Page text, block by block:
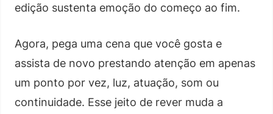
edição sustenta emoção do começo ao fim.
Agora, pega uma cena que você gosta e
assista de novo prestando atenção em apenas
um ponto por vez, luz, atuação, som ou
continuidade. Esse jeito de rever muda a